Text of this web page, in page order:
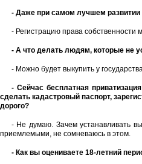
- Даже при самом лучшем развитии
- Регистрацию права
- А что делать людям, которые не
- Можно будет выкупить у
- Сейчас бесплатная
сделать кадастровый паспорт,
дорого?
- Не думаю. Зачем устанавливать
приемлемыми, не сомневаюсь в этом.
- Как вы оцениваете 18-летний